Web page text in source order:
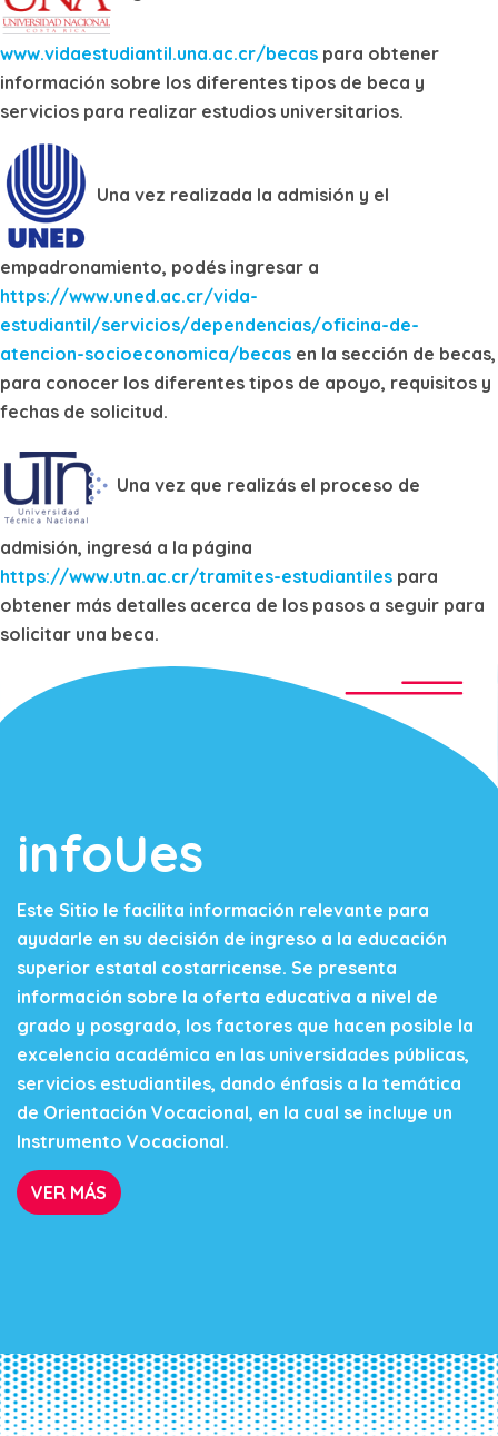
www.vidaestudiantil.una.ac.cr/becas para obtener
información sobre los diferentes tipos de beca y
servicios para realizar estudios universitarios.
Una vez realizada la admisión y el
empadronamiento, podés ingresar a
https://www.uned.ac.cr/vida-
estudiantil/servicios/dependencias/oficina-de-
atencion-socioeconomica/becas en la sección de becas,
para conocer los diferentes tipos de apoyo, requisitos y
fechas de solicitud.
Una vez que realizás el proceso de
admisión, ingresá a la página
https://www.utn.ac.cr/tramites-estudiantiles para
obtener más detalles acerca de los pasos a seguir para
solicitar una beca.
infoUes
Este Sitio le facilita información relevante para
ayudarle en su decisión de ingreso a la educación
superior estatal costarricense. Se presenta
información sobre la oferta educativa a nivel de
grado y posgrado, los factores que hacen posible la
excelencia académica en las universidades públicas,
servicios estudiantiles, dando énfasis a la temática
de Orientación Vocacional, en la cual se incluye un
Instrumento Vocacional.
VER MÁS